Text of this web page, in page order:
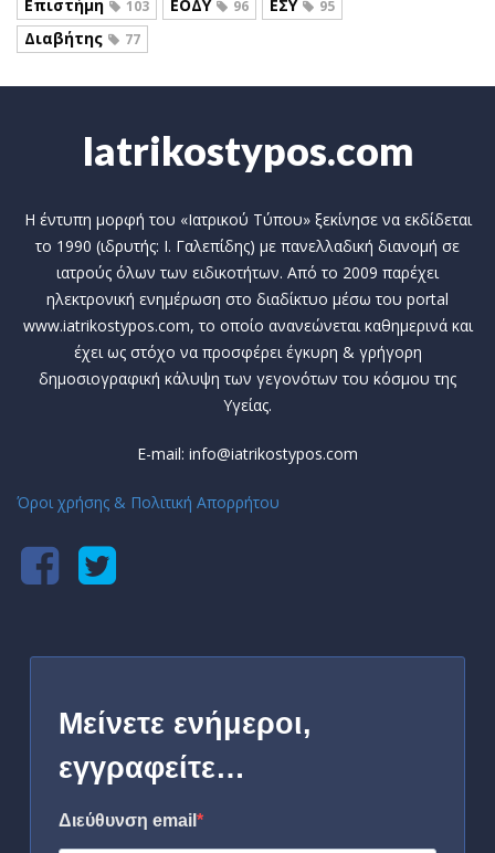
Επιστήμη 103 ΕΟΔΥ 96 ΕΣΥ 95
Διαβήτης 77
Iatrikostypos.com
Η έντυπη μορφή του «Ιατρικού Τύπου» ξεκίνησε να εκδίδεται
το 1990 (ιδρυτής: Ι. Γαλεπίδης) με πανελλαδική διανομή σε
ιατρούς όλων των ειδικοτήτων. Από το 2009 παρέχει
ηλεκτρονική ενημέρωση στο διαδίκτυο μέσω του portal
www.iatrikostypos.com, το οποίο ανανεώνεται καθημερινά και
έχει ως στόχο να προσφέρει έγκυρη & γρήγορη
δημοσιογραφική κάλυψη των γεγονότων του κόσμου της
Υγείας.
E-mail: info@iatrikostypos.com
Όροι χρήσης & Πολιτική Απορρήτου
Μείνετε ενήμεροι,
εγγραφείτε…
Διεύθυνση email